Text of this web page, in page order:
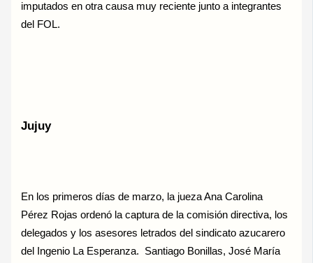
imputados en otra causa muy reciente junto a integrantes
del FOL.
Jujuy
En los primeros días de marzo, la jueza Ana Carolina
Pérez Rojas ordenó la captura de la comisión directiva, los
delegados y los asesores letrados del sindicato azucarero
del Ingenio La Esperanza. Santiago Bonillas, José María